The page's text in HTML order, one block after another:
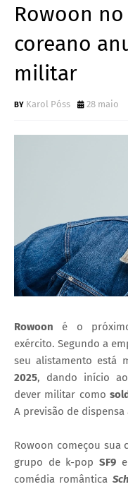
Rowoon
coreano
militar
Karol Póss 28 maio
Rowoon é o
exército. Segundo a
seu alistamento está
2025, dando início
dever militar como
A previsão de
Rowoon começou sua
grupo de k-popSF9
comédia romântica